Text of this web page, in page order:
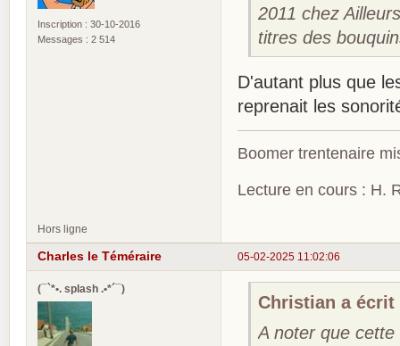
Inscription : 30-10-2016
Messages : 2 514
2011 chez
titres des
D'autant plus que
reprenait les
Boomer trentenaire
Lecture en cours : H.
Hors ligne
05-02-2025 11:02:06
Charles le Téméraire
(¯`*•. splash .•*´¯)
Christian a écrit
A noter que